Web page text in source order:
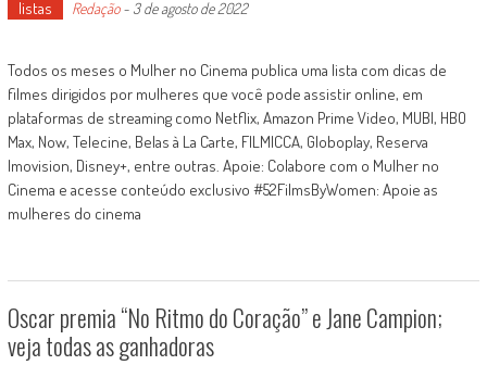
listas Redação- 3 de agosto de 2022
Todos os meses o Mulher no Cinema publica uma lista com dicas de
filmes dirigidos por mulheres que você pode assistir online, em
plataformas de streaming como Netflix, Amazon Prime Video, MUBI, HBO
Max, Now, Telecine, Belas à La Carte, FILMICCA, Globoplay, Reserva
Imovision, Disney+, entre outras. Apoie: Colabore com o Mulher no
Cinema e acesse conteúdo exclusivo #52FilmsByWomen: Apoie as
mulheres do cinema
Oscar premia “No Ritmo do Coração” e Jane Campion;
veja todas as ganhadoras